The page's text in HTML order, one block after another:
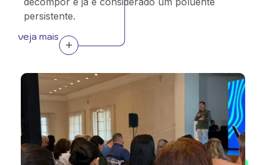
persistente.
veja mais